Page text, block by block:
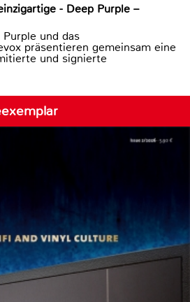
- Deep Purple –
und das
präsentieren gemeinsam eine
und signierte